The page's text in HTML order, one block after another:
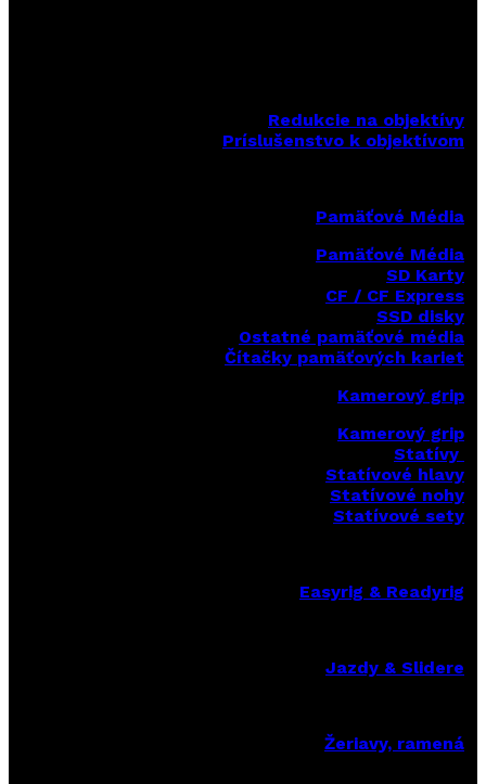
Redukcie na objektívy
Príslušenstvo k objektívom
Pamäťové Média
Pamäťové Média
SD Karty
CF / CF Express
SSD disky
Ostatné pamäťové média
Čítačky pamäťových kariet
Kamerový grip
Kamerový grip
Statívy
Statívové hlavy
Statívové nohy
Statívové sety
Easyrig & Readyrig
Jazdy & Slidere
Žeriavy, ramená